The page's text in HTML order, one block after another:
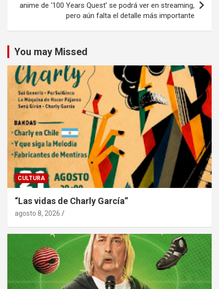
anime de ‘100 Years Quest’ se podrá ver en streaming,
pero aún falta el detalle más importante
You may Missed
CULTURA
“Las vidas de Charly García”
agosto 8, 2026